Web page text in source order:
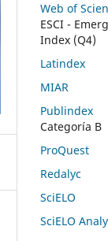
Web of
ESCI -
Index (Q4)
Latindex
MIAR
Publindex
Categoría B
ProQuest
Redalyc
SciELO
SciELO